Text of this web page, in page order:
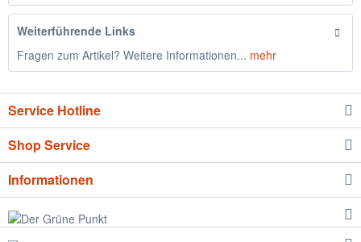
Weiterführende Links
Fragen zum Artikel? Weitere Informationen... mehr
Service Hotline
Shop Service
Informationen